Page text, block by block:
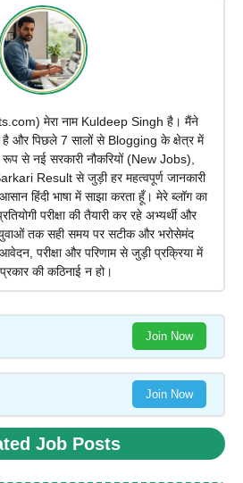
मेरा नाम Kuldeep Singh है। मैंने
और पिछले 7 सालों से Blogging के क्षेत्र में
से नई सरकारी नौकरियों (New Jobs),
Result से जुड़ी हर महत्वपूर्ण जानकारी
हिंदी भाषा में साझा करता हूँ। मेरे ब्लॉग का
परीक्षा की तैयारी कर रहे अभ्यर्थी और
तक सही समय पर सटीक और भरोसेमंद
परीक्षा और परिणाम से जुड़ी प्रक्रिया में
की कठिनाई न हो।
Join Now
Join Now
Job Posts